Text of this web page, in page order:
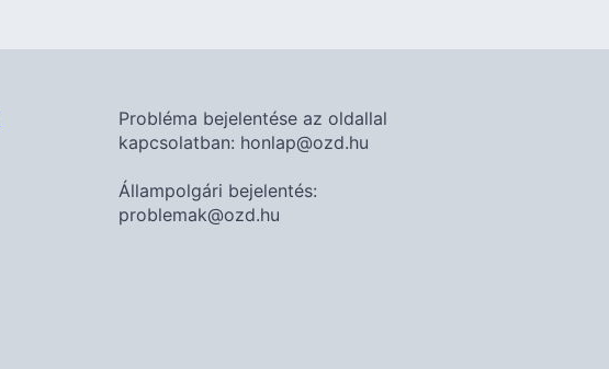
Probléma bejelentése az oldallal
kapcsolatban: honlap@ozd.hu
Állampolgári bejelentés:
problemak@ozd.hu